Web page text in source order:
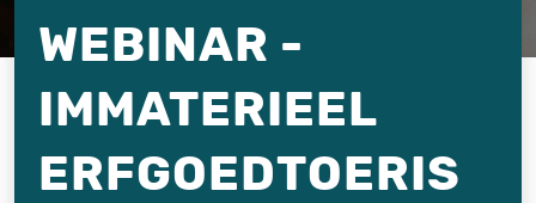
WEBINAR -
IMMATERIEEL
ERFGOEDTOERIS